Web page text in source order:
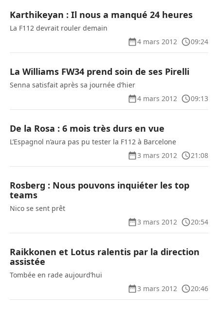
Karthikeyan : Il nous a manqué 24 heures
La F112 devrait rouler demain
4 mars 2012
09:24
La Williams FW34 prend soin de ses Pirelli
Senna satisfait après sa journée d’hier
4 mars 2012
09:13
De la Rosa : 6 mois très durs en vue
L’Espagnol n’aura pas pu tester la F112 à Barcelone
3 mars 2012
21:08
Rosberg : Nous pouvons inquiéter les top
teams
Nico se sent prêt
3 mars 2012
20:54
Raikkonen et Lotus ralentis par la direction
assistée
Tombée en rade aujourd’hui
3 mars 2012
20:46